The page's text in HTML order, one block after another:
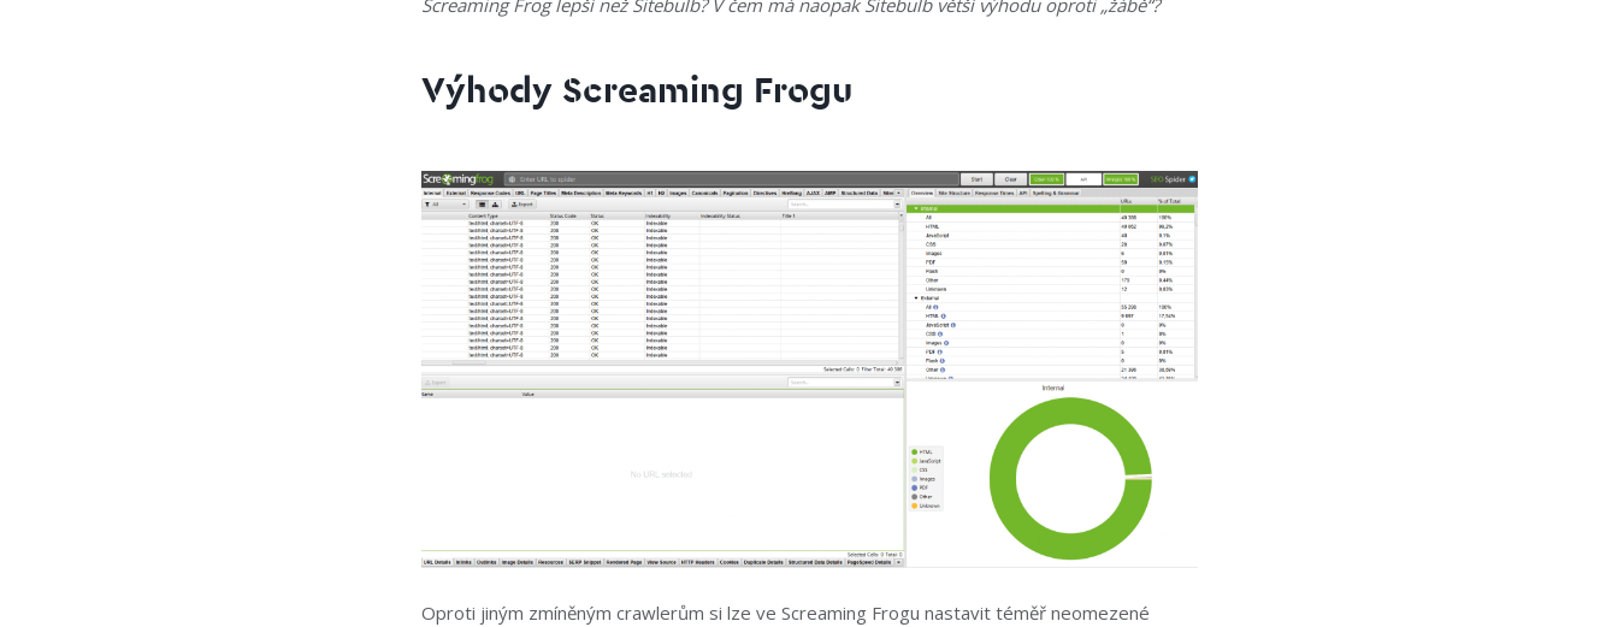
Screaming Frog lepší než Sitebulb? V čem má naopak Sitebulb větší výhodu oproti „žábě“?
Výhody Screaming Frogu
Oproti jiným zmíněným crawlerům si lze ve Screaming Frogu nastavit téměř neomezené